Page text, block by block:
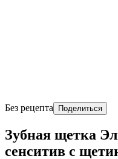
Без рецепта Поделиться
Зубная щетка
сенситив с